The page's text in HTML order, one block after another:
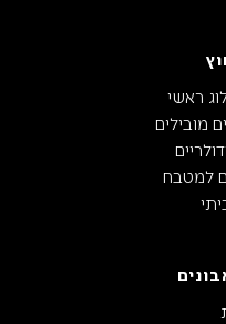
ראשי
מובילים
למטבח